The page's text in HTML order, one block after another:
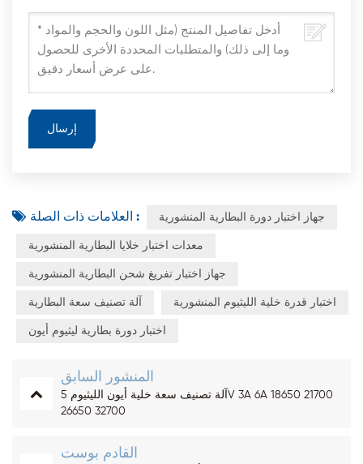
العلامات ذات الصلة : جهاز اختبار دورة البطارية المنشورية
معدات اختبار خلايا البطارية المنشورية
جهاز اختبار تفريغ شحن البطارية المنشورية
آلة تصنيف سعة البطارية اختبار قدرة خلية الليثيوم المنشورية
اختبار دورة بطارية ليثيوم أيون
المنشور السابق
آلة تصنيف سعة خلية أيون الليثيوم 5V 3A 6A 18650 21700
26650 32700
القادم بوست